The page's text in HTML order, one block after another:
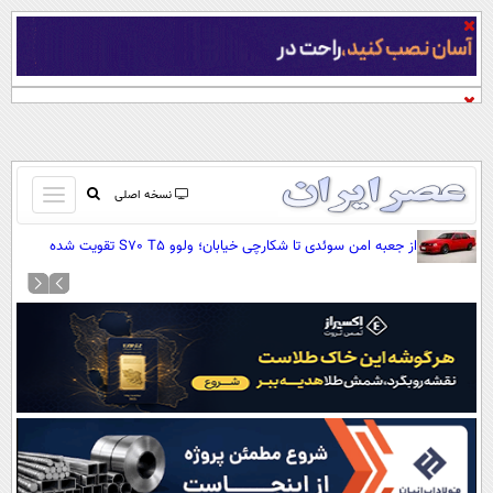
نسخه اصلی
باز
و
بسته
کردن
صفحه اول
آرشیو
نظرسنجی
آب و هوا
اوقات شرعی
سواد زندگی
از جعبه امن سوئدی تا شکارچی خیابان؛ ولوو S70 T5 تقویت شده